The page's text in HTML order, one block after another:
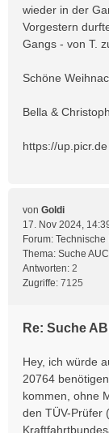
wieder in der
Vorgestern
Gangs - von T.
Schöne
Bella & Christoph
https://up.picr.de
von Goldi
17. Nov 2024,
Forum: Technische
Thema: Suche
Antworten: 2
Zugriffe: 7125
Re: Suche
Hey, ich würde
20764
kommen, ohne
den TÜV-Prüfer